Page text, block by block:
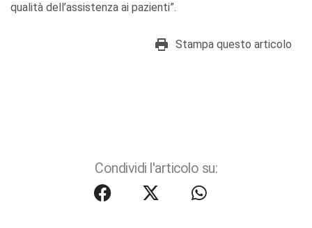
qualità dell’assistenza ai pazienti”.
Stampa questo articolo
Condividi l'articolo su: